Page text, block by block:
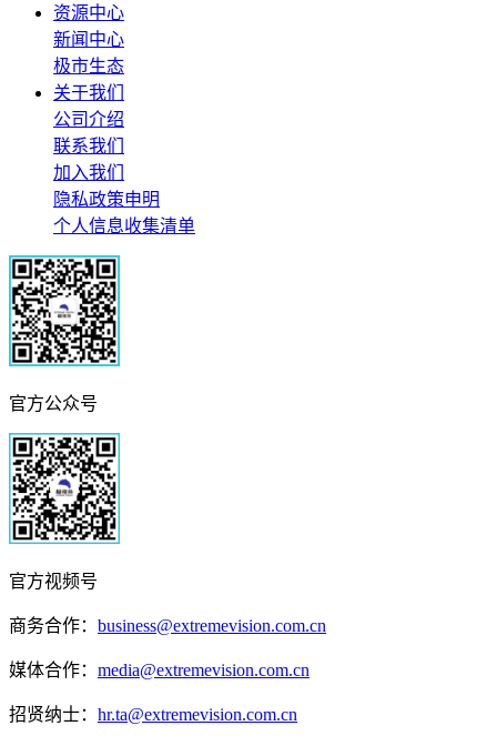
资源中心
新闻中心
极市生态
关于我们
公司介绍
联系我们
加入我们
隐私政策申明
个人信息收集清单
官方公众号
官方视频号
商务合作： business@extremevision.com.cn
媒体合作： media@extremevision.com.cn
招贤纳士： hr.ta@extremevision.com.cn